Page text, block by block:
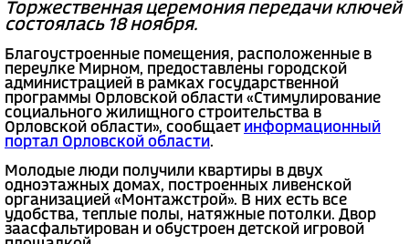
Торжественная церемония передачи ключей
состоялась 18 ноября.
Благоустроенные помещения, расположенные в
переулке Мирном, предоставлены городской
администрацией в рамках государственной
программы Орловской области «Стимулирование
социального жилищного строительства в
Орловской области», сообщает информационный
портал Орловской области.
Молодые люди получили квартиры в двух
одноэтажных домах, построенных ливенской
организацией «Монтажстрой». В них есть все
удобства, теплые полы, натяжные потолки. Двор
заасфальтирован и обустроен детской игровой